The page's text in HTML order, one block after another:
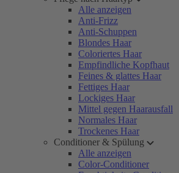
Alle anzeigen
Anti-Frizz
Anti-Schuppen
Blondes Haar
Coloriertes Haar
Empfindliche Kopfhaut
Feines & glattes Haar
Fettiges Haar
Lockiges Haar
Mittel gegen Haarausfall
Normales Haar
Trockenes Haar
Conditioner & Spülung
Alle anzeigen
Color-Conditioner